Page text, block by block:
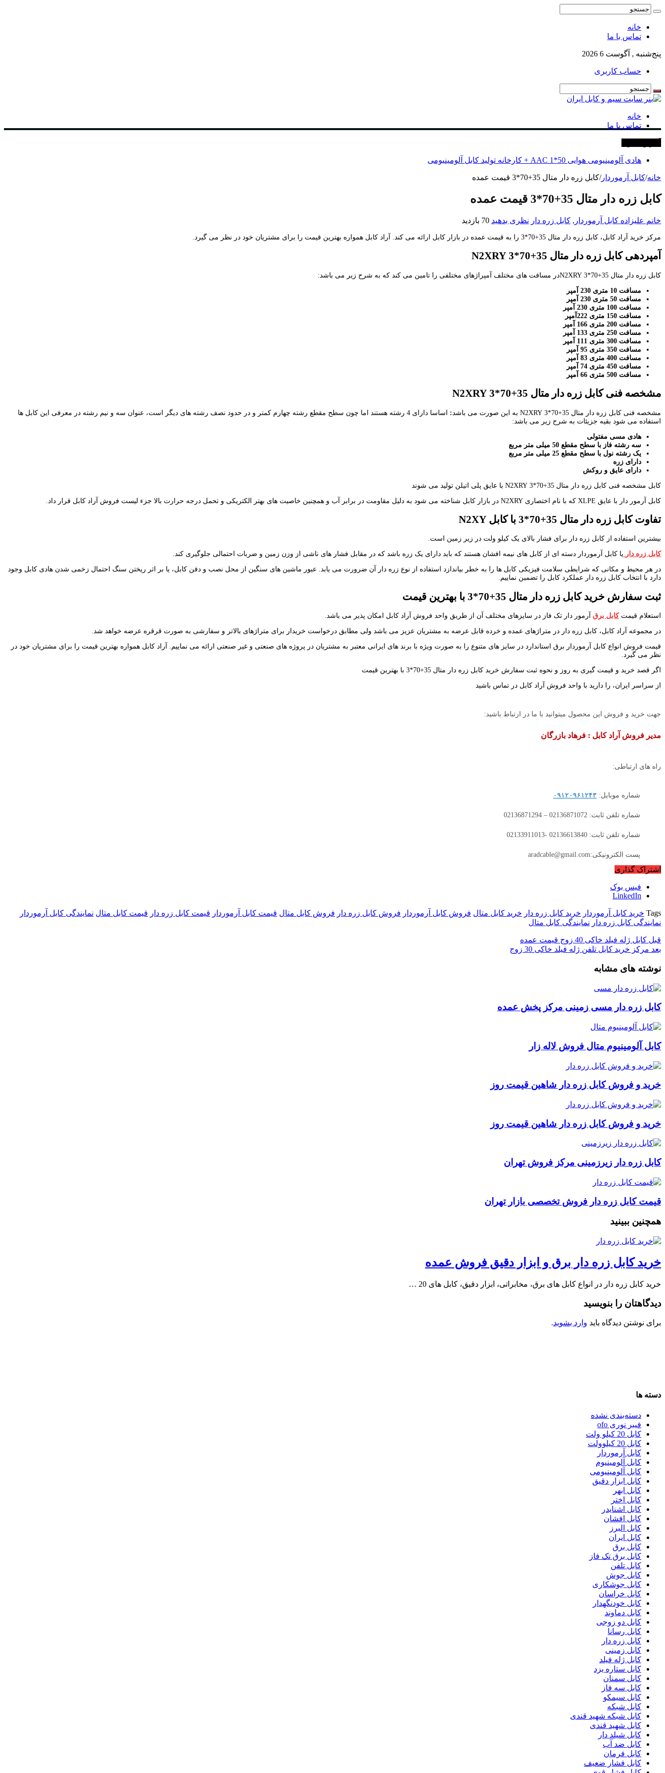
خانه
تماس با ما
پنج‌شنبه , آگوست 6 2026
حساب کاربری
خانه
تماس با ما
هادی آلومینیومی هوایی 50*1 AAC + کارخانه تولید کابل آلومینیومی
خانه/کابل آرموردار/کابل زره دار متال 35+70*3 قیمت عمده
کابل زره دار متال 35+70*3 قیمت عمده
خانم علیزاده کابل آرموردار , کابل زره دار نظری بدهید 70 بازدید
مرکز خرید آراد کابل، کابل زره دار متال 35+70*3 را به قیمت عمده در بازار کابل ارائه می کند. آراد کابل همواره بهترین قیمت را برای مشتریان خود در نظر می گیرد.
آمپردهی کابل زره دار متال 35
+
70
*3
N2XRY
کابل زره دار متال 35+70*3 N2XRYدر مسافت های مختلف آمپراژهای مختلفی را تامین می کند که به شرح زیر می باشد:
مسافت 10 متری 230 آمپر
مسافت 50 متری 230 آمپر
مسافت 100 متری 230 آمپر
مسافت 150 متری 222آمپر
مسافت 200 متری 166 آمپر
مسافت 250 متری 133 آمپر
مسافت 300 متری 111 آمپر
مسافت 350 متری 95 آمپر
مسافت 400 متری 83 آمپر
مسافت 450 متری 74 آمپر
مسافت 500 متری 66 آمپر
مشخصه فنی کابل زره دار متال 35
+
70
*3
N2XRY
مشخصه فنی کابل زره دار متال 35+70*3 N2XRY به این صورت می باشد :
اساسا دارای 4 رشته هستند اما چون سطح مقطع رشته چهارم کمتر و در حدود نصف رشته های دیگر است، عنوان سه و نیم رشته در معرفی این کابل ها
استفاده می شود بقیه جزیئات به شرح زیر می باشد:
هادی مسی مفتولی
سه رشته فاز با سطح مقطع 50 میلی متر مربع
یک رشته نول با سطح مقطع 25 میلی متر مربع
دارای زره
دارای عایق و روکش
کابل مشخصه فنی کابل زره دار متال 35+70*3 N2XRY با عایق پلی اتیلن تولید می شوند
کابل آرمور دار با عایق XLPE که با نام اختصاری N2XRY در بازار کابل شناخته می شود به دلیل مقاومت در برابر آب و همچنین خاصیت های بهتر الکتریکی و تحمل درجه حرارت بالا جزء لیست فروش آراد کابل قرار داد.
تفاوت کابل زره دار متال 35
+
70
*3 با کابل N2XY
بیشترین استفاده از کابل زره دار برای فشار بالای یک کیلو ولت در زیر زمین است.
کابل زره دار یا کابل آرموردار دسته ای از کابل های نیمه افشان هستند که باید دارای یک زره باشد که در مقابل فشار های ناشی از وزن زمین و ضربات احتمالی جلوگیری کند.
در هر محیط و مکانی که شرایطی سلامت فیزیکی کابل ها را به خطر بیاندازد استفاده از نوع زره دار آن ضرورت می یابد. عبور ماشین های سنگین از محل نصب و دفن کابل، یا بر اثر ریختن سنگ احتمال زخمی شدن هادی کابل وجود
دارد با انتخاب کابل زره دار عملکرد کابل را تضمین نماییم.
ثبت سفارش خرید کابل زره دار متال 35
+
70
*3 با بهترین قیمت
استعلام قیمتکابل برق آرمور دار تک فاز در سایزهای مختلف آن از طریق واحد فروش آراد کابل امکان پذیر می باشد.
در مجموعه آراد کابل، کابل زره دار در متراژهای عمده و خرده قابل عرضه به مشتریان عزیز می باشد ولی مطابق درخواست خریدار برای متراژهای بالاتر و سفارشی به صورت قرقره عرضه خواهد شد.
قیمت فروش انواع کابل آرموردار برق استاندارد در سایز های متنوع را به صورت ویژه با برند های ایرانی معتبر به مشتریان در پروژه های صنعتی و غیر صنعتی ارائه می نماییم. آراد کابل همواره بهترین قیمت را برای مشتریان خود در
نظر می گیرد.
اگر قصد خرید و قیمت گیری به روز و نحوه ثبت سفارش خرید کابل زره دار متال 35+70*3 با بهترین قیمت
از سراسر ایران، را دارید با واحد فروش آراد کابل در تماس باشید
جهت خرید و فروش این محصول میتوانید با ما در ارتباط باشید:
مدیر فروش آراد کابل : فرهاد بازرگان
راه های ارتباطی:
شماره موبایل: ۰۹۱۲۰۹۶۱۲۴۳
شماره تلفن ثابت: 02136871072 – 02136871294
شماره تلفن ثابت: 02136613840 -02133911013
پست الکترونیکی:aradcable@gmail.com
اشتراک گذاری
فیس بوک
LinkedIn
Tags خرید کابل آرموردار خرید کابل زره دار خرید کابل متال فروش کابل آرموردار فروش کابل زره دار فروش کابل متال قیمت کابل آرموردار قیمت کابل زره دار قیمت کابل متال نمایندگی کابل آرموردار
نمایندگی کابل زره دار نمایندگی کابل متال
قبل کابل ژله فیلد خاکی 40 زوج قیمت عمده
بعد مرکز خرید کابل تلفن ژله فیلد خاکی 30 زوج
نوشته های مشابه
کابل زره دار مسی زمینی مرکز پخش عمده
کابل آلومینیوم متال فروش لاله زار
خرید و فروش کابل زره دار شاهین قیمت روز
خرید و فروش کابل زره دار شاهین قیمت روز
کابل زره دار زیرزمینی مرکز فروش تهران
قیمت کابل زره دار فروش تخصصی بازار تهران
همچنین ببینید
خرید کابل زره دار برق و ابزار دقیق فروش عمده
خرید کابل زره دار در انواع کابل های برق، مخابراتی، ابزار دقیق، کابل های 20 …
دیدگاهتان را بنویسید
برای نوشتن دیدگاه باید وارد بشوید.
دسته ها
دسته‌بندی نشده
فیبر نوری ofo
کابل 20 کیلو ولت
کابل 20 کیلوولت
کابل آرموردار
کابل آلومینیوم
کابل آلومینیومی
کابل ابزار دقیق
کابل ابهر
کابل اختر
کابل اشنایدر
کابل افشان
کابل البرز
کابل ایران
کابل برق
کابل برق تک فاز
کابل تلفن
کابل جوش
کابل جوشکاری
کابل خراسان
کابل خودنگهدار
کابل دماوند
کابل دو زوجی
کابل رسانا
کابل زره دار
کابل زمینی
کابل ژله فیلد
کابل ستاره یزد
کابل سمنان
کابل سه فاز
کابل سیمکو
کابل شبکه
کابل شبکه شهید قندی
کابل شهید قندی
کابل شیلد دار
کابل ضد آب
کابل فرمان
کابل فشار ضعیف